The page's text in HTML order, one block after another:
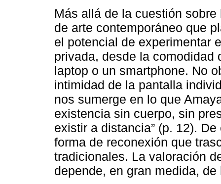
Más allá de la cuestión
de arte contemporáneo que
el potencial de experimentar
privada, desde la comodidad
laptop o un smartphone. No
intimidad de la pantalla
nos sumerge en lo que
existencia sin cuerpo, sin
existir a distancia” (p. 12).
forma de reconexión que
tradicionales. La valoración
depende, en gran medida,